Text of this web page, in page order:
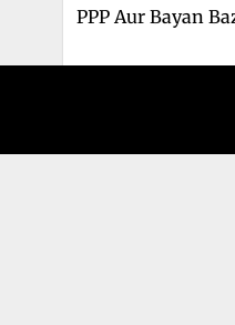
PPP Aur Bayan